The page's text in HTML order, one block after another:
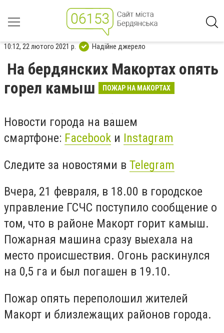
10:12, 22 лютого 2021 р. Надійне джерело
На бердянских Макортах опять
горел камыш
ПОЖАР НА МАКОРТАХ
Новости города на вашем
смартфоне: Facebook и Instagram
Следите за новостями в Telegram
Вчера, 21 февраля, в 18.00 в городское
управление ГСЧС поступило сообщение о
том, что в районе Макорт горит камыш.
Пожарная машина сразу выехала на
место происшествия. Огонь раскинулся
на 0,5 га и был погашен в 19.10.
Пожар опять переполошил жителей
Макорт и близлежащих районов города.